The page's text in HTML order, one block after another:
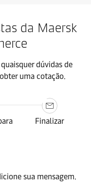
da Maersk
dúvidas de
uma cotação.
Finalizar
sua mensagem.